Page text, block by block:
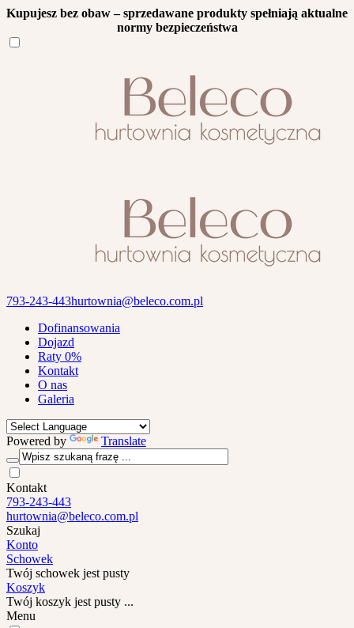
Kupujesz bez obaw – sprzedawane produkty spełniają aktualne
normy bezpieczeństwa
793-243-443hurtownia@beleco.com.pl
Dofinansowania
Dojazd
Raty 0%
Kontakt
O nas
Galeria
Powered by Translate
Kontakt
793-243-443
hurtownia@beleco.com.pl
Szukaj
Konto
Schowek
Twój schowek jest pusty
Koszyk
Twój koszyk jest pusty ...
Menu